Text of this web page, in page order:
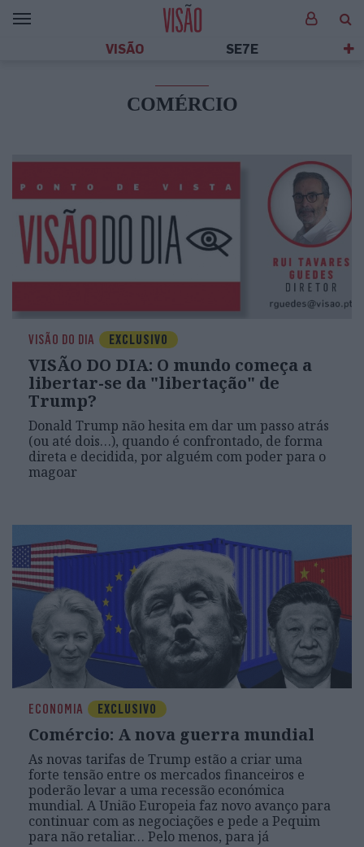
VISÃO SE7E
COMÉRCIO
VISÃO DO DIA EXCLUSIVO
VISÃO DO DIA: O mundo começa a
libertar-se da "libertação" de
Trump?
Donald Trump não hesita em dar um passo atrás
(ou até dois…), quando é confrontado, de forma
direta e decidida, por alguém com poder para o
magoar
ECONOMIA EXCLUSIVO
Comércio: A nova guerra mundial
As novas tarifas de Trump estão a criar uma
forte tensão entre os mercados financeiros e
poderão levar a uma recessão económica
mundial. A União Europeia faz novo avanço para
continuar com as negociações e pede a Pequim
para não retaliar… Pelo menos, para já